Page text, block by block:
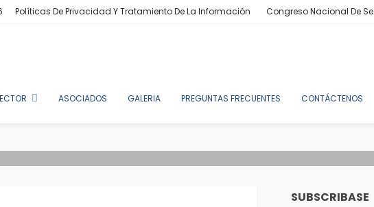
Políticas De Privacidad Y Tratamiento De La Información Congreso Nacional De
ASOCIADOS GALERIA PREGUNTAS FRECUENTES CONTÁCTENOS
SUBSCRIBASE